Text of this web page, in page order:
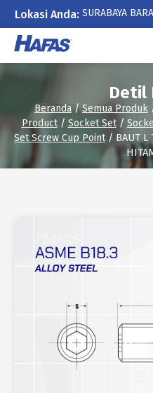
Lokasi Anda: SURABAYA
Lewati
konten
Detil
Beranda/Semua Produk
Product/ Socket Set/
Set Screw Cup Point/ BAUT L